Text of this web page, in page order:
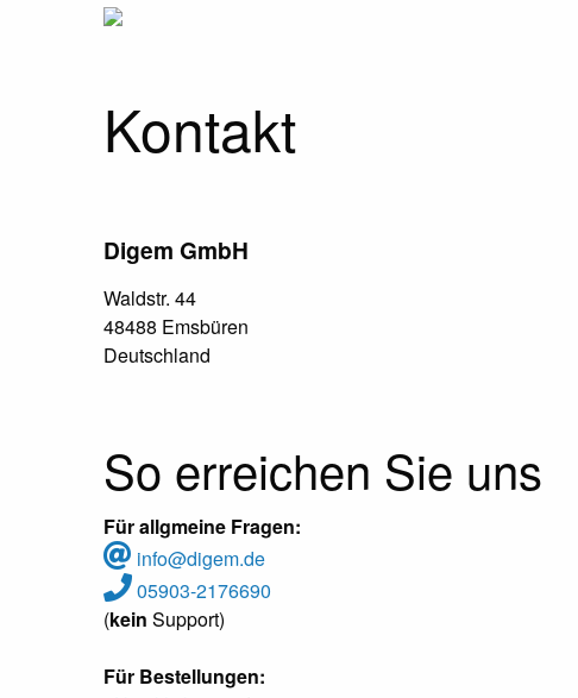
Kontakt
Digem GmbH
Waldstr. 44
48488 Emsbüren
Deutschland
So erreichen Sie uns
Für allgmeine Fragen:
info@digem.de
05903-2176690
(kein Support)
Für Bestellungen: